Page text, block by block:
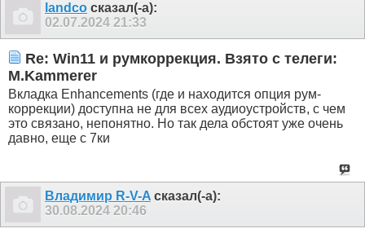
landco сказал(-а):
02.07.2024 21:33
Re: Win11 и румкоррекция. Взято с телеги:
M.Kammerer
Вкладка Enhancements (где и находится опция рум-
коррекции) доступна не для всех аудиоустройств, с чем
это связано, непонятно. Но так дела обстоят уже очень
давно, еще с 7ки
Владимир R-V-A сказал(-а):
30.08.2024 20:46